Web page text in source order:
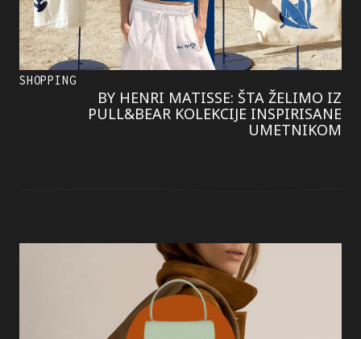
SHOPPING
BY HENRI MATISSE: ŠTA ŽELIMO IZ
PULL&BEAR KOLEKCIJE INSPIRISANE
UMETNIKOM